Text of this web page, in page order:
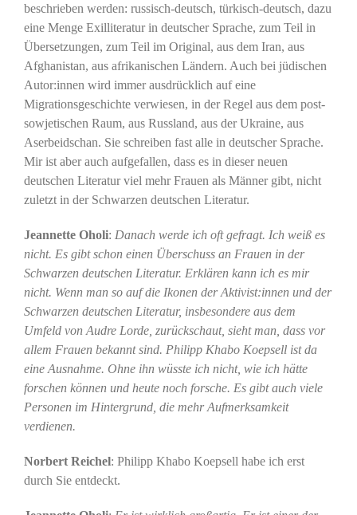
beschrieben werden: russisch-deutsch, türkisch-deutsch, dazu
eine Menge Exilliteratur in deutscher Sprache, zum Teil in
Übersetzungen, zum Teil im Original, aus dem Iran, aus
Afghanistan, aus afrikanischen Ländern. Auch bei jüdischen
Autor:innen wird immer ausdrücklich auf eine
Migrationsgeschichte verwiesen, in der Regel aus dem post-
sowjetischen Raum, aus Russland, aus der Ukraine, aus
Aserbeidschan. Sie schreiben fast alle in deutscher Sprache.
Mir ist aber auch aufgefallen, dass es in dieser neuen
deutschen Literatur viel mehr Frauen als Männer gibt, nicht
zuletzt in der Schwarzen deutschen Literatur.
Jeannette Oholi: Danach werde ich oft gefragt. Ich weiß es
nicht. Es gibt schon einen Überschuss an Frauen in der
Schwarzen deutschen Literatur. Erklären kann ich es mir
nicht. Wenn man so auf die Ikonen der Aktivist:innen und der
Schwarzen deutschen Literatur, insbesondere aus dem
Umfeld von Audre Lorde, zurückschaut, sieht man, dass vor
allem Frauen bekannt sind. Philipp Khabo Koepsell ist da
eine Ausnahme. Ohne ihn wüsste ich nicht, wie ich hätte
forschen können und heute noch forsche. Es gibt auch viele
Personen im Hintergrund, die mehr Aufmerksamkeit
verdienen.
Norbert Reichel: Philipp Khabo Koepsell habe ich erst
durch Sie entdeckt.